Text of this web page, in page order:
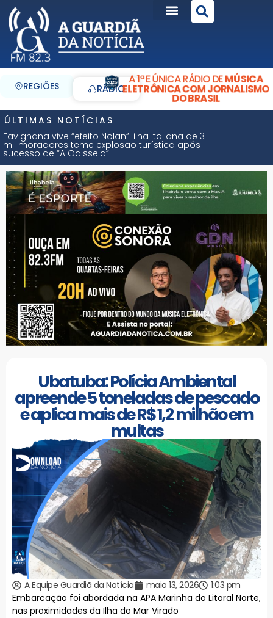
REGIÕES RÁDIO
A 1ª E ÚNICA RÁDIO DEMÚSICA
ELETRÔNICA COM JORNALISMO
DO BRASIL
ÚLTIMAS NOTÍCIAS
Favignana vive “efeito Nolan”: ilha italiana de 3
mil moradores teme explosão turística após
sucesso de “A Odisseia”
Ubatuba: Polícia Ambiental
apreende 5 toneladas de pescado
e aplica mais de R$ 1,2 milhão em
multas
A Equipe Guardiã da Notícia maio 13, 2026
1:03 pm
Embarcação foi abordada na APA Marinha do Litoral Norte,
nas proximidades da Ilha do Mar Virado